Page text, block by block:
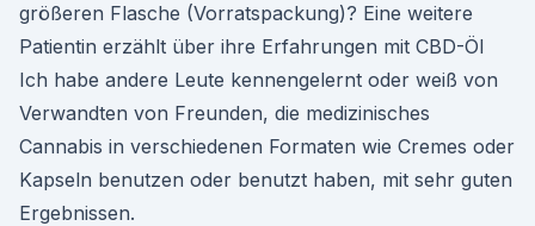
größeren Flasche (Vorratspackung)? Eine weitere
Patientin erzählt über ihre Erfahrungen mit CBD-Öl
Ich habe andere Leute kennengelernt oder weiß von
Verwandten von Freunden, die medizinisches
Cannabis in verschiedenen Formaten wie Cremes oder
Kapseln benutzen oder benutzt haben, mit sehr guten
Ergebnissen.